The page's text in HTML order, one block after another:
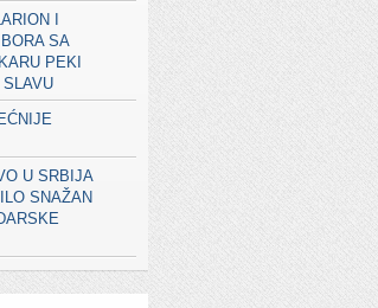
I
SA
PEKI
U SRBIJA
SNAŽAN